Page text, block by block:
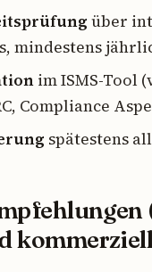
über
mindestens
im ISMS-Tool
Compliance
spätestens